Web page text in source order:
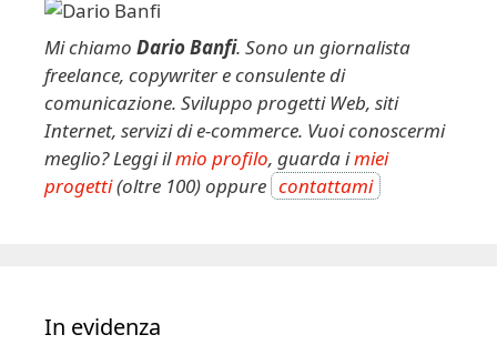
Mi chiamo Dario Banfi. Sono un giornalista
freelance, copywriter e consulente di
comunicazione. Sviluppo progetti Web, siti
Internet, servizi di e-commerce. Vuoi conoscermi
meglio? Leggi ilmio profilo, guarda imiei
progetti(oltre 100) oppure contattami
In evidenza